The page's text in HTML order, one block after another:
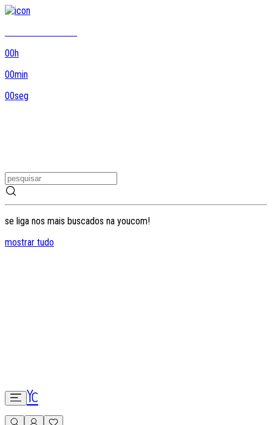
00h
00min
00seg
se liga nos mais buscados na youcom!
mostrar tudo